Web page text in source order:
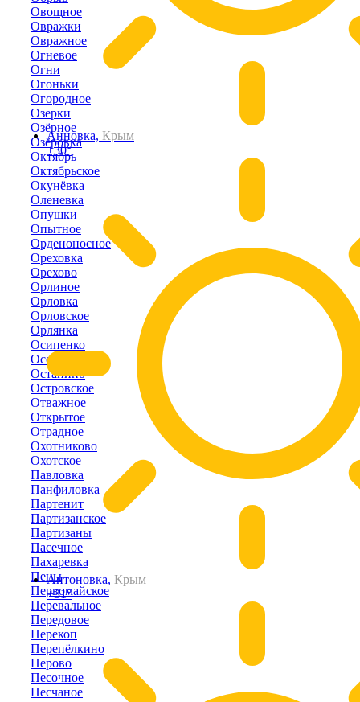
Анновка, Крым
+30°
Антоновка, Крым
+31°
Овощное
Овражки
Овражное
Огневое
Огни
Огоньки
Огородное
Озерки
Озёрное
Озёровка
Октябрь
Октябрьское
Окунёвка
Оленевка
Опушки
Опытное
Орденоносное
Ореховка
Орехово
Орлиное
Орловка
Орловское
Орлянка
Осипенко
Осовины
Останино
Островское
Отважное
Открытое
Отрадное
Охотниково
Охотское
Павловка
Панфиловка
Партенит
Партизанское
Партизаны
Пасечное
Пахаревка
Пены
Первомайское
Перевальное
Передовое
Перекоп
Перепёлкино
Перово
Песочное
Песчаное